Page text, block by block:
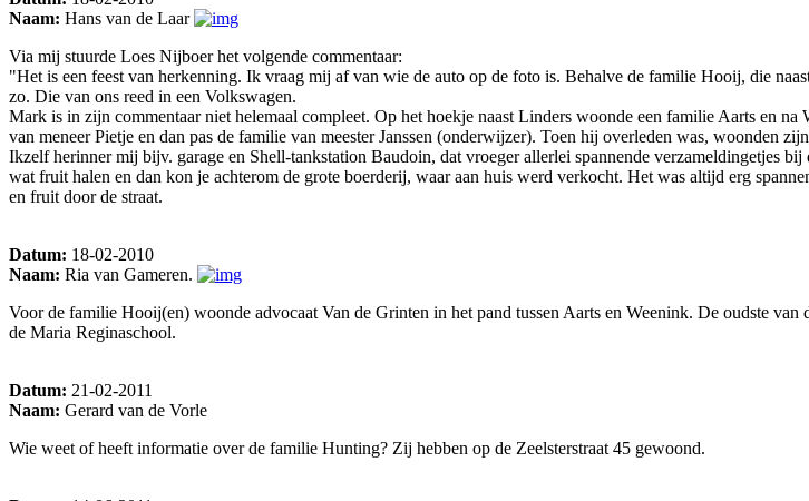
Naam: Hans van de Laar
Via mij stuurde Loes Nijboer het volgende commentaar:
"Het is een feest van herkenning. Ik vraag mij af van wie de auto op de foto is. Behalve de familie Hooij, die
zo. Die van ons reed in een Volkswagen.
Mark is in zijn commentaar niet helemaal compleet. Op het hoekje naast Linders woonde een familie Aarts en
van meneer Pietje en dan pas de familie van meester Janssen (onderwijzer). Toen hij overleden was, woonden
Ikzelf herinner mij bijv. garage en Shell-tankstation Baudoin, dat vroeger allerlei spannende verzameldingetjes
wat fruit halen en dan kon je achterom de grote boerderij, waar aan huis werd verkocht. Het was altijd erg
en fruit door de straat.
Datum: 18-02-2010
Naam: Ria van Gameren.
Voor de familie Hooij(en) woonde advocaat Van de Grinten in het pand tussen Aarts en Weenink. De oudste
de Maria Reginaschool.
Datum: 21-02-2011
Naam: Gerard van de Vorle
Wie weet of heeft informatie over de familie Hunting? Zij hebben op de Zeelsterstraat 45 gewoond.